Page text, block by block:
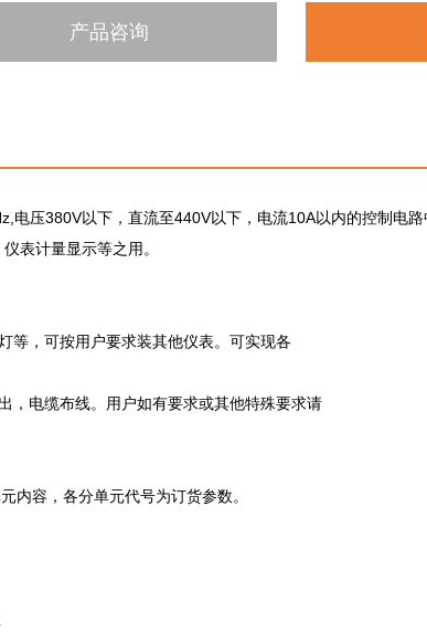
产品咨询
电压380V以下，直流至440V以下，电流10A以内的控制电
号切换、仪表计量显示等之用。
等，可按用户要求装其他仪表。可实现各
求。
，电缆布线。用户如有要求或其他特殊要求请
内容，各分单元代号为订货参数。
程为100/5应